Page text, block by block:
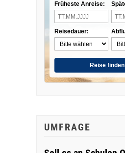
Früheste Anreise:
Reisedauer:
Reise finden
UMFRAGE